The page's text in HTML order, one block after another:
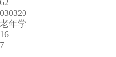
62
030320
老年学
16
7